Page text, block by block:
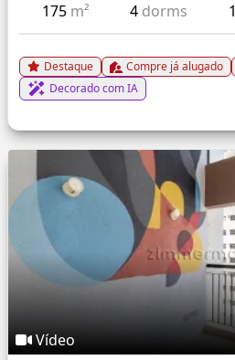
175 m² 4 dorms 1
Destaque Compre já alugado
Decorado com IA
Vídeo